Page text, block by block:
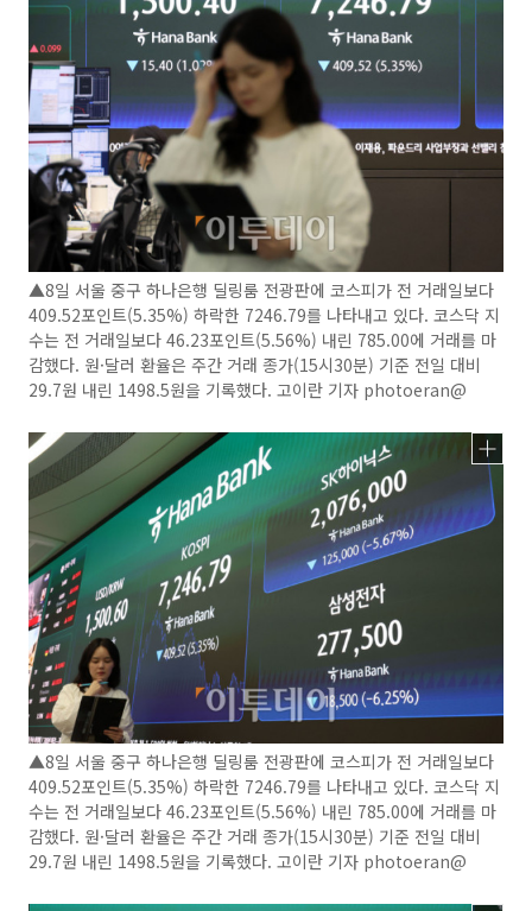
▲8일 서울 중구 하나은행 딜링룸 전광판에 코스피가 전 거래일보다
409.52포인트(5.35%) 하락한 7246.79를 나타내고 있다. 코스닥 지
수는 전 거래일보다 46.23포인트(5.56%) 내린 785.00에 거래를 마
감했다. 원·달러 환율은 주간 거래 종가(15시30분) 기준 전일 대비
29.7원 내린 1498.5원을 기록했다. 고이란 기자 photoeran@
▲8일 서울 중구 하나은행 딜링룸 전광판에 코스피가 전 거래일보다
409.52포인트(5.35%) 하락한 7246.79를 나타내고 있다. 코스닥 지
수는 전 거래일보다 46.23포인트(5.56%) 내린 785.00에 거래를 마
감했다. 원·달러 환율은 주간 거래 종가(15시30분) 기준 전일 대비
29.7원 내린 1498.5원을 기록했다. 고이란 기자 photoeran@